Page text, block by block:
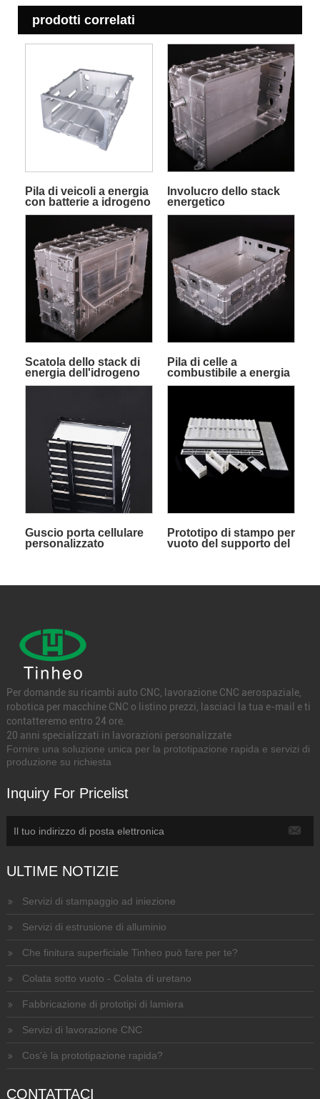
prodotti correlati
Pila di veicoli a energia
con batterie a idrogeno
Involucro dello stack
energetico
dell'idrogeno
Scatola dello stack di
energia dell'idrogeno
Pila di celle a
combustibile a energia
di idrogeno
Guscio porta cellulare
personalizzato
Prototipo di stampo per
vuoto del supporto del
Per domande su ricambi auto CNC, lavorazione CNC aerospaziale,
robotica per macchine CNC o listino prezzi, lasciaci la tua e-mail e ti
contatteremo entro 24 ore.
20 anni specializzati in lavorazioni personalizzate
Fornire una soluzione unica per la prototipazione rapida e servizi di
produzione su richiesta
Inquiry For Pricelist
ULTIME NOTIZIE
Servizi di stampaggio ad iniezione
Servizi di estrusione di alluminio
Che finitura superficiale Tinheo può fare per te?
Colata sotto vuoto - Colata di uretano
Fabbricazione di prototipi di lamiera
Servizi di lavorazione CNC
Cos'è la prototipazione rapida?
CONTATTACI